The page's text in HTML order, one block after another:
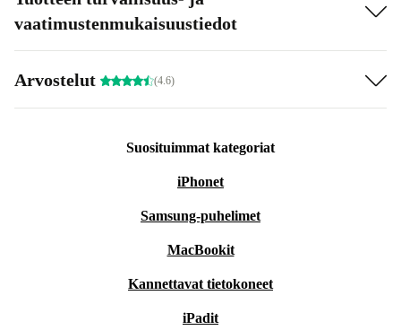
vaatimustenmukaisuustiedot
Arvostelut (4.6)
Suosituimmat kategoriat
iPhonet
Samsung-puhelimet
MacBookit
Kannettavat tietokoneet
iPadit